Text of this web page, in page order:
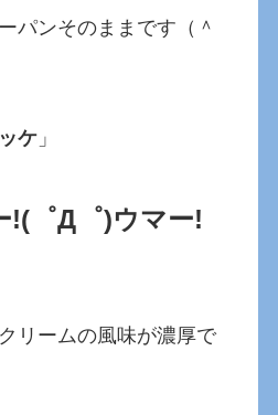
パンそのままです（＾
ケ 」
!(゜Д゜)ウマー!
リームの風味が濃厚で